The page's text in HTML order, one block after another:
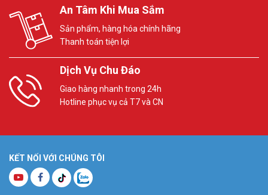
An Tâm Khi Mua Sắm
Sản phẩm, hàng hóa chính hãng
Thanh toán tiện lợi
Dịch Vụ Chu Đáo
Giao hàng nhanh trong 24h
Hotline phục vụ cả T7 và CN
KẾT NỐI VỚI CHÚNG TÔI